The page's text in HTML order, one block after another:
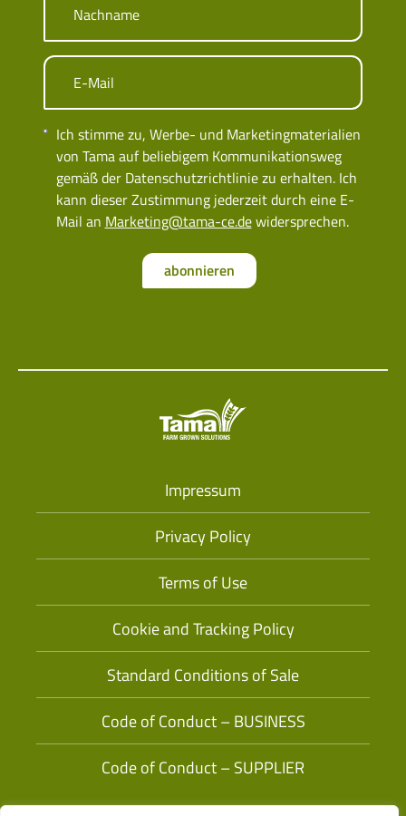
Nachname
E-Mail
Ich stimme zu, Werbe- und Marketingmaterialien
von Tama auf beliebigem Kommunikationsweg
gemäß der Datenschutzrichtlinie zu erhalten. Ich
kann dieser Zustimmung jederzeit durch eine E-
Mail an Marketing@tama-ce.dewidersprechen.
abonnieren
Impressum
Privacy Policy
Terms of Use
Cookie and Tracking Policy
Standard Conditions of Sale
Code of Conduct – BUSINESS
Code of Conduct – SUPPLIER